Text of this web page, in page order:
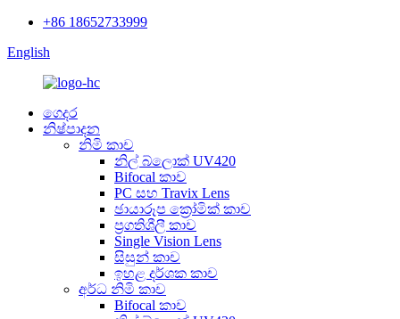
+86 18652733999
English
ගෙදර
නිෂ්පාදන
නිමි කාච
නිල් බ්ලොක් UV420
Bifocal කාච
PC සහ Travix Lens
ඡායාරූප ක්‍රෝමික් කාච
ප්‍රගතිශීලී කාච
Single Vision Lens
සිසුන් කාච
ඉහළ දර්ශක කාච
අර්ධ නිමි කාච
Bifocal කාච